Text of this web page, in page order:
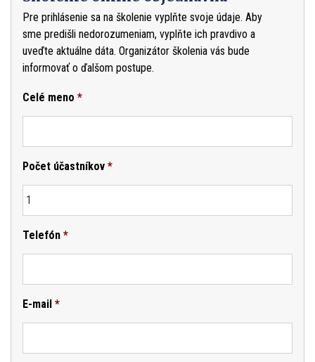
Pre prihlásenie sa na školenie vyplňte svoje údaje. Aby
sme predišli nedorozumeniam, vyplňte ich pravdivo a
uveďte aktuálne dáta. Organizátor školenia vás bude
informovať o ďalšom postupe.
Celé meno *
Počet účastníkov *
Telefón *
E-mail *